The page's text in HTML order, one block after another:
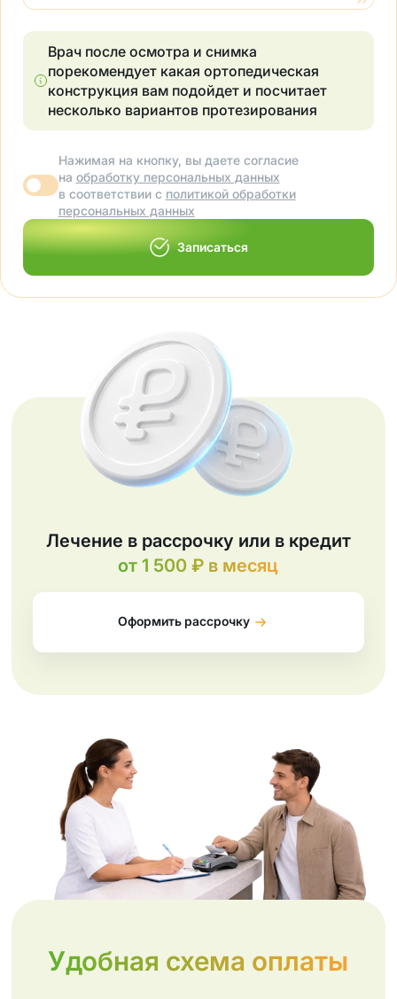
Врач после осмотра и снимка
порекомендует какая ортопедическая
конструкция вам подойдет и посчитает
несколько вариантов протезирования
Нажимая на кнопку, вы даете согласие
на обработку персональных данных
в соответствии с политикой обработки
персональных данных
Записаться
Лечение в рассрочку или в кредит
от 1 500 ₽ в месяц
Оформить рассрочку
Удобная схема оплаты